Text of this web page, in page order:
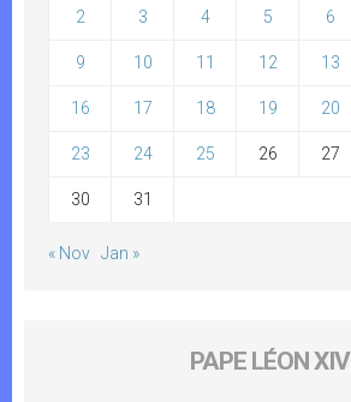
2 3 4 5 6
9 10 11 12 13
16 17 18 19 20
23 24 25 26 27
30 31
« Nov Jan »
PAPE LÉON XIV